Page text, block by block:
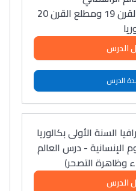
وإنعكاساتها خلال القرن 19 ومطلع القرن 20
الدرس
الدرس
السنة الأولى بكالوريا
الإنسانية - درس العالم
وظاهرة التصحر)
الدرس